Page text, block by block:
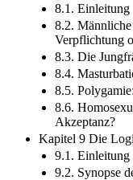
8.1. Einleitung
8.2.
Verpflichtung
8.3. Die
8.4.
8.5.
8.6.
Akzeptanz?
Kapitel 9 Die
9.1. Einleitung
9.2. Synopse